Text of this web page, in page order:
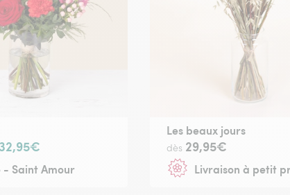
32,95€
Saint Amour
Les beaux jours
dès 29,95€
Livraison à petit